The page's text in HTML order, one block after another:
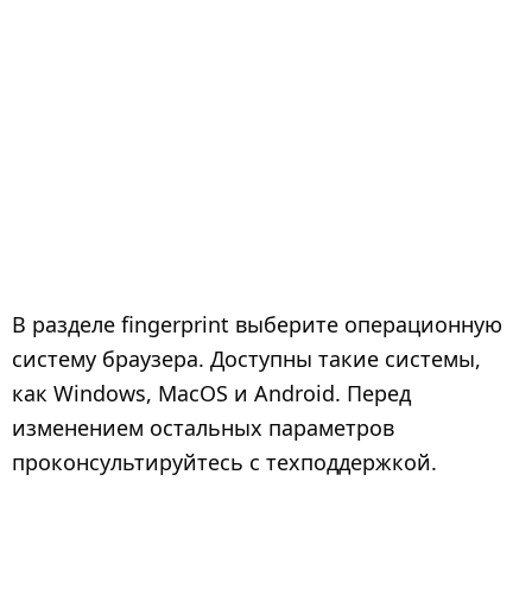
В разделе fingerprint выберите операционную
систему браузера. Доступны такие системы,
как Windows, MacOS и Android. Перед
изменением остальных параметров
проконсультируйтесь с техподдержкой.